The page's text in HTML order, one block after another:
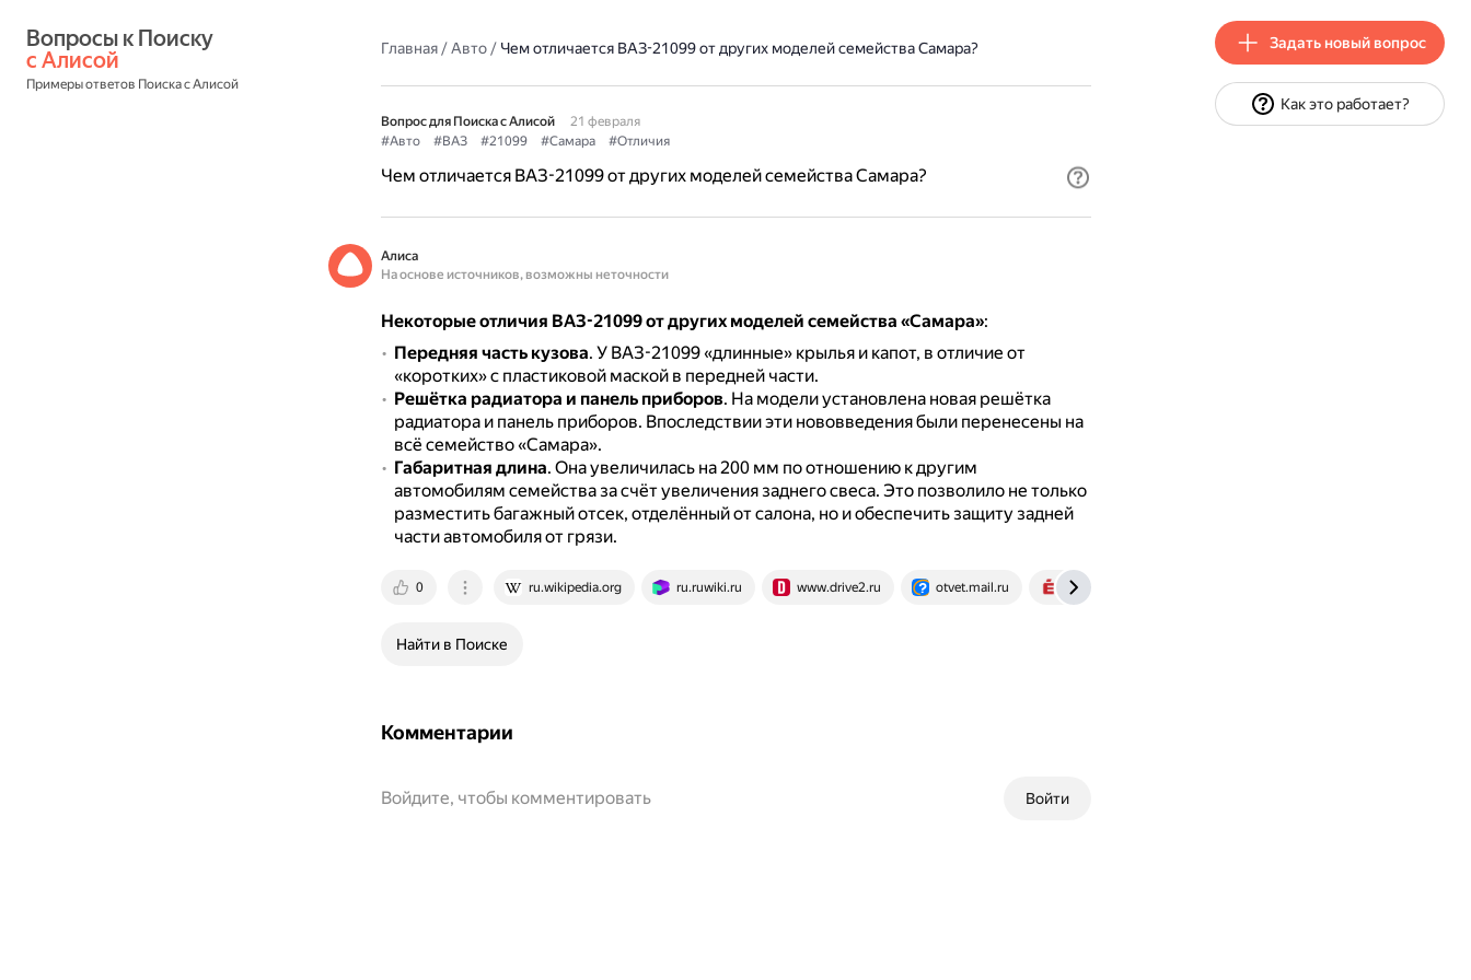
с Алисой
Примеры ответов Поиска с Алисой
Главная/Авто/ Чем отличается ВАЗ-21099 от других моделей семейства Самара?
Вопрос для Поиска с Алисой
21 февраля
#Авто
#ВАЗ #21099 #Самара #Отличия
Чем отличается ВАЗ-21099 от других моделей семейства Самара?
Алиса
На основе источников, возможны неточности
Некоторые отличия ВАЗ-21099 от других моделей семейства «Самара»:
Передняя часть кузова. У ВАЗ-21099 «длинные» крылья и капот, в отличие от
«коротких» с пластиковой маской в передней части.
Решётка радиатора и панель приборов. На модели установлена новая решётка
радиатора и панель приборов. Впоследствии эти нововведения были перенесены на
всё семейство «Самара».
Габаритная длина. Она увеличилась на 200 мм по отношению к другим
автомобилям семейства за счёт увеличения заднего свеса. Это позволило не только
разместить багажный отсек, отделённый от салона, но и обеспечить защиту задней
части автомобиля от грязи.
0 ru.wikipedia.org ru.ruwiki.ru www.drive2.ru otvet.mail.ru www.kolesa.ru
Найти в Поиске
Комментарии
Войти
Войдите, чтобы комментировать
Задать новый вопрос
Как это работает?